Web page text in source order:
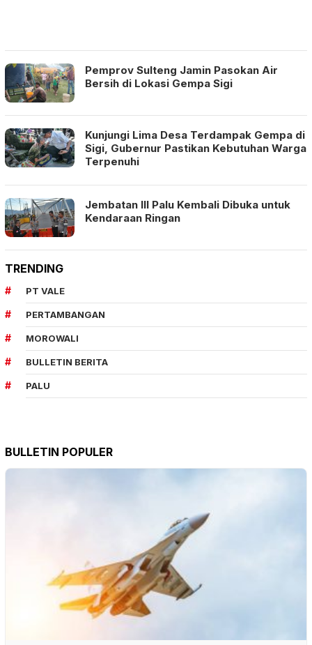
Pemprov Sulteng Jamin Pasokan Air
Bersih di Lokasi Gempa Sigi
Kunjungi Lima Desa Terdampak Gempa di
Sigi, Gubernur Pastikan Kebutuhan Warga
Terpenuhi
Jembatan III Palu Kembali Dibuka untuk
Kendaraan Ringan
TRENDING
PT VALE
PERTAMBANGAN
MOROWALI
BULLETIN BERITA
PALU
BULLETIN POPULER